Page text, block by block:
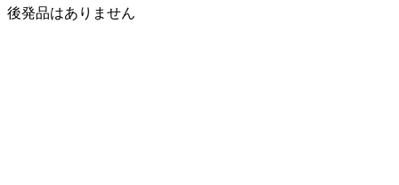
後発品はありません